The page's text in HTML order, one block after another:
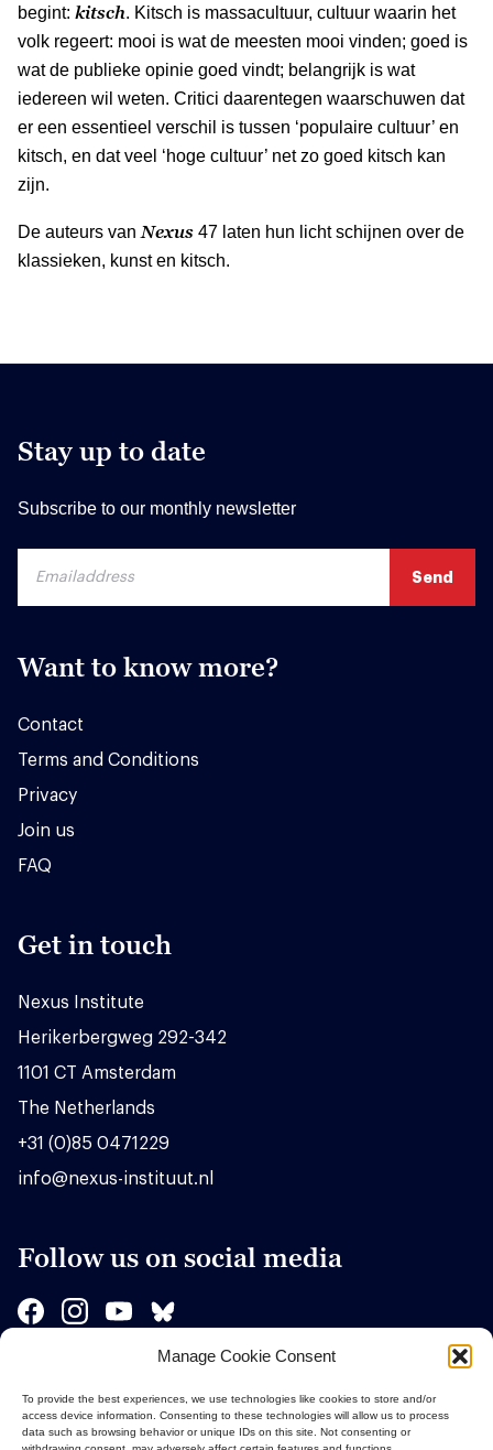
Manage Cookie Consent
To provide the best experiences, we use technologies like cookies to store and/or
access device information. Consenting to these technologies will allow us to process
data such as browsing behavior or unique IDs on this site. Not consenting or
begint: kitsch. Kitsch is massacultuur, cultuur waarin het
volk regeert: mooi is wat de meesten mooi vinden; goed is
wat de publieke opinie goed vindt; belangrijk is wat
iedereen wil weten. Critici daarentegen waarschuwen dat
er een essentieel verschil is tussen ‘populaire cultuur’ en
kitsch, en dat veel ‘hoge cultuur’ net zo goed kitsch kan
zijn.
De auteurs van Nexus 47 laten hun licht schijnen over de
klassieken, kunst en kitsch.
Stay up to date
Subscribe to our monthly newsletter
Want to know more?
Contact
Terms and Conditions
Privacy
Join us
FAQ
Get in touch
Nexus Institute
Herikerbergweg 292-342
1101 CT Amsterdam
The Netherlands
+31 (0)85 0471229
info@nexus-instituut.nl
Follow us on social media